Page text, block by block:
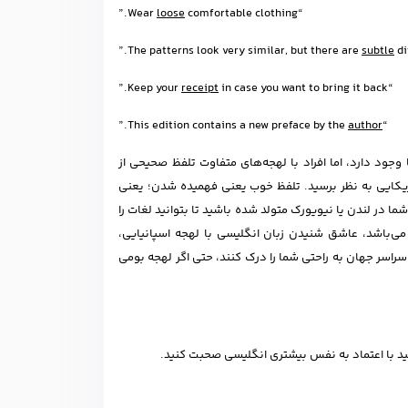
“Wear
loosecomfortable clothing.”
subtle
“Keep your
receiptin case you want to bring it back.”
“This edition contains a new preface by the
author
.”
وجود دارد، اما افراد با لهجه‌های متفاوت تلفظ صحیحی از
به نظر برسید. تلفظ خوب یعنی فهمیده شدن؛ یعنی
لندن یا نیویورک متولد شده باشید تا بتوانید لغات را
عاشق شنیدن زبان انگلیسی با لهجه اسپانیایی،
سراسر جهان به راحتی شما را درک کنند، حتی اگر لهجه بومی
با اعتماد به نفس بیشتری انگلیسی صحبت کنید.